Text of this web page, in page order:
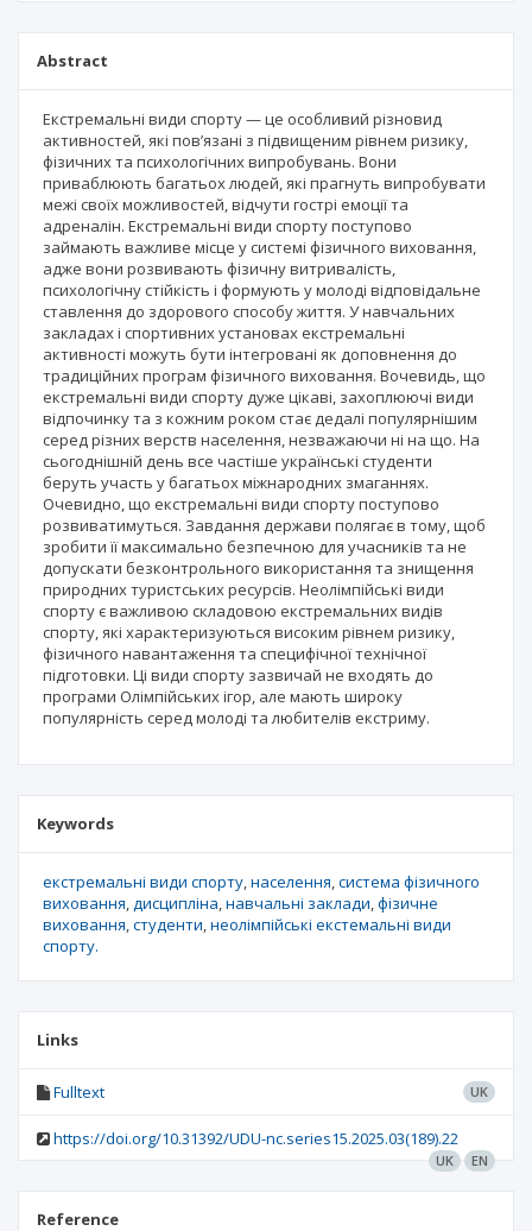
Abstract
Екстремальні види спорту — це особливий різновид
активностей, які пов’язані з підвищеним рівнем ризику,
фізичних та психологічних випробувань. Вони
приваблюють багатьох людей, які прагнуть випробувати
межі своїх можливостей, відчути гострі емоції та
адреналін. Екстремальні види спорту поступово
займають важливе місце у системі фізичного виховання,
адже вони розвивають фізичну витривалість,
психологічну стійкість і формують у молоді відповідальне
ставлення до здорового способу життя. У навчальних
закладах і спортивних установах екстремальні
активності можуть бути інтегровані як доповнення до
традиційних програм фізичного виховання. Вочевидь, що
екстремальні види спорту дуже цікаві, захоплюючі види
відпочинку та з кожним роком стає дедалі популярнішим
серед різних верств населення, незважаючи ні на що. На
сьогоднішній день все частіше українські студенти
беруть участь у багатьох міжнародних змаганнях.
Очевидно, що екстремальні види спорту поступово
розвиватимуться. Завдання держави полягає в тому, щоб
зробити її максимально безпечною для учасників та не
допускати безконтрольного використання та знищення
природних туристських ресурсів. Неолімпійські види
спорту є важливою складовою екстремальних видів
спорту, які характеризуються високим рівнем ризику,
фізичного навантаження та специфічної технічної
підготовки. Ці види спорту зазвичай не входять до
програми Олімпійських ігор, але мають широку
популярність серед молоді та любителів екстриму.
Keywords
екстремальні види спорту населення система фізичного
виховання дисципліна навчальні заклади фізичне
виховання студенти неолімпійські екстемальні види
спорту.
Links
Fulltext UK
https://doi.org/10.31392/UDU-nc.series15.2025.03(189).22
UK EN
Reference